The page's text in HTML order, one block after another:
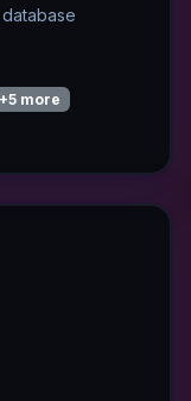
+5 more